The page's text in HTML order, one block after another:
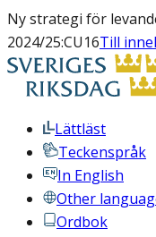
Ny strategi för
2024/25:CU16Till
Lättläst
Teckenspråk
In English
Other
Ordbok